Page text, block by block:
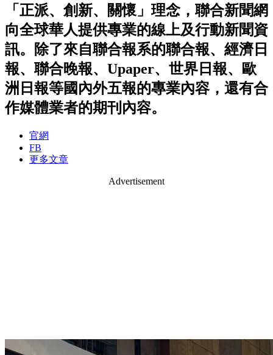
「正派、創新、關懷」理念，聯合新聞網
向全球華人提供專業的線上及行動新聞資
訊。除了來自聯合報系的聯合報、經濟日
報、聯合晚報、Upaper、世界日報、歐
洲日報等國內外五報的專業內容，還有合
作媒體業者的期刊內容。
官網
FB
更多文章
Advertisement